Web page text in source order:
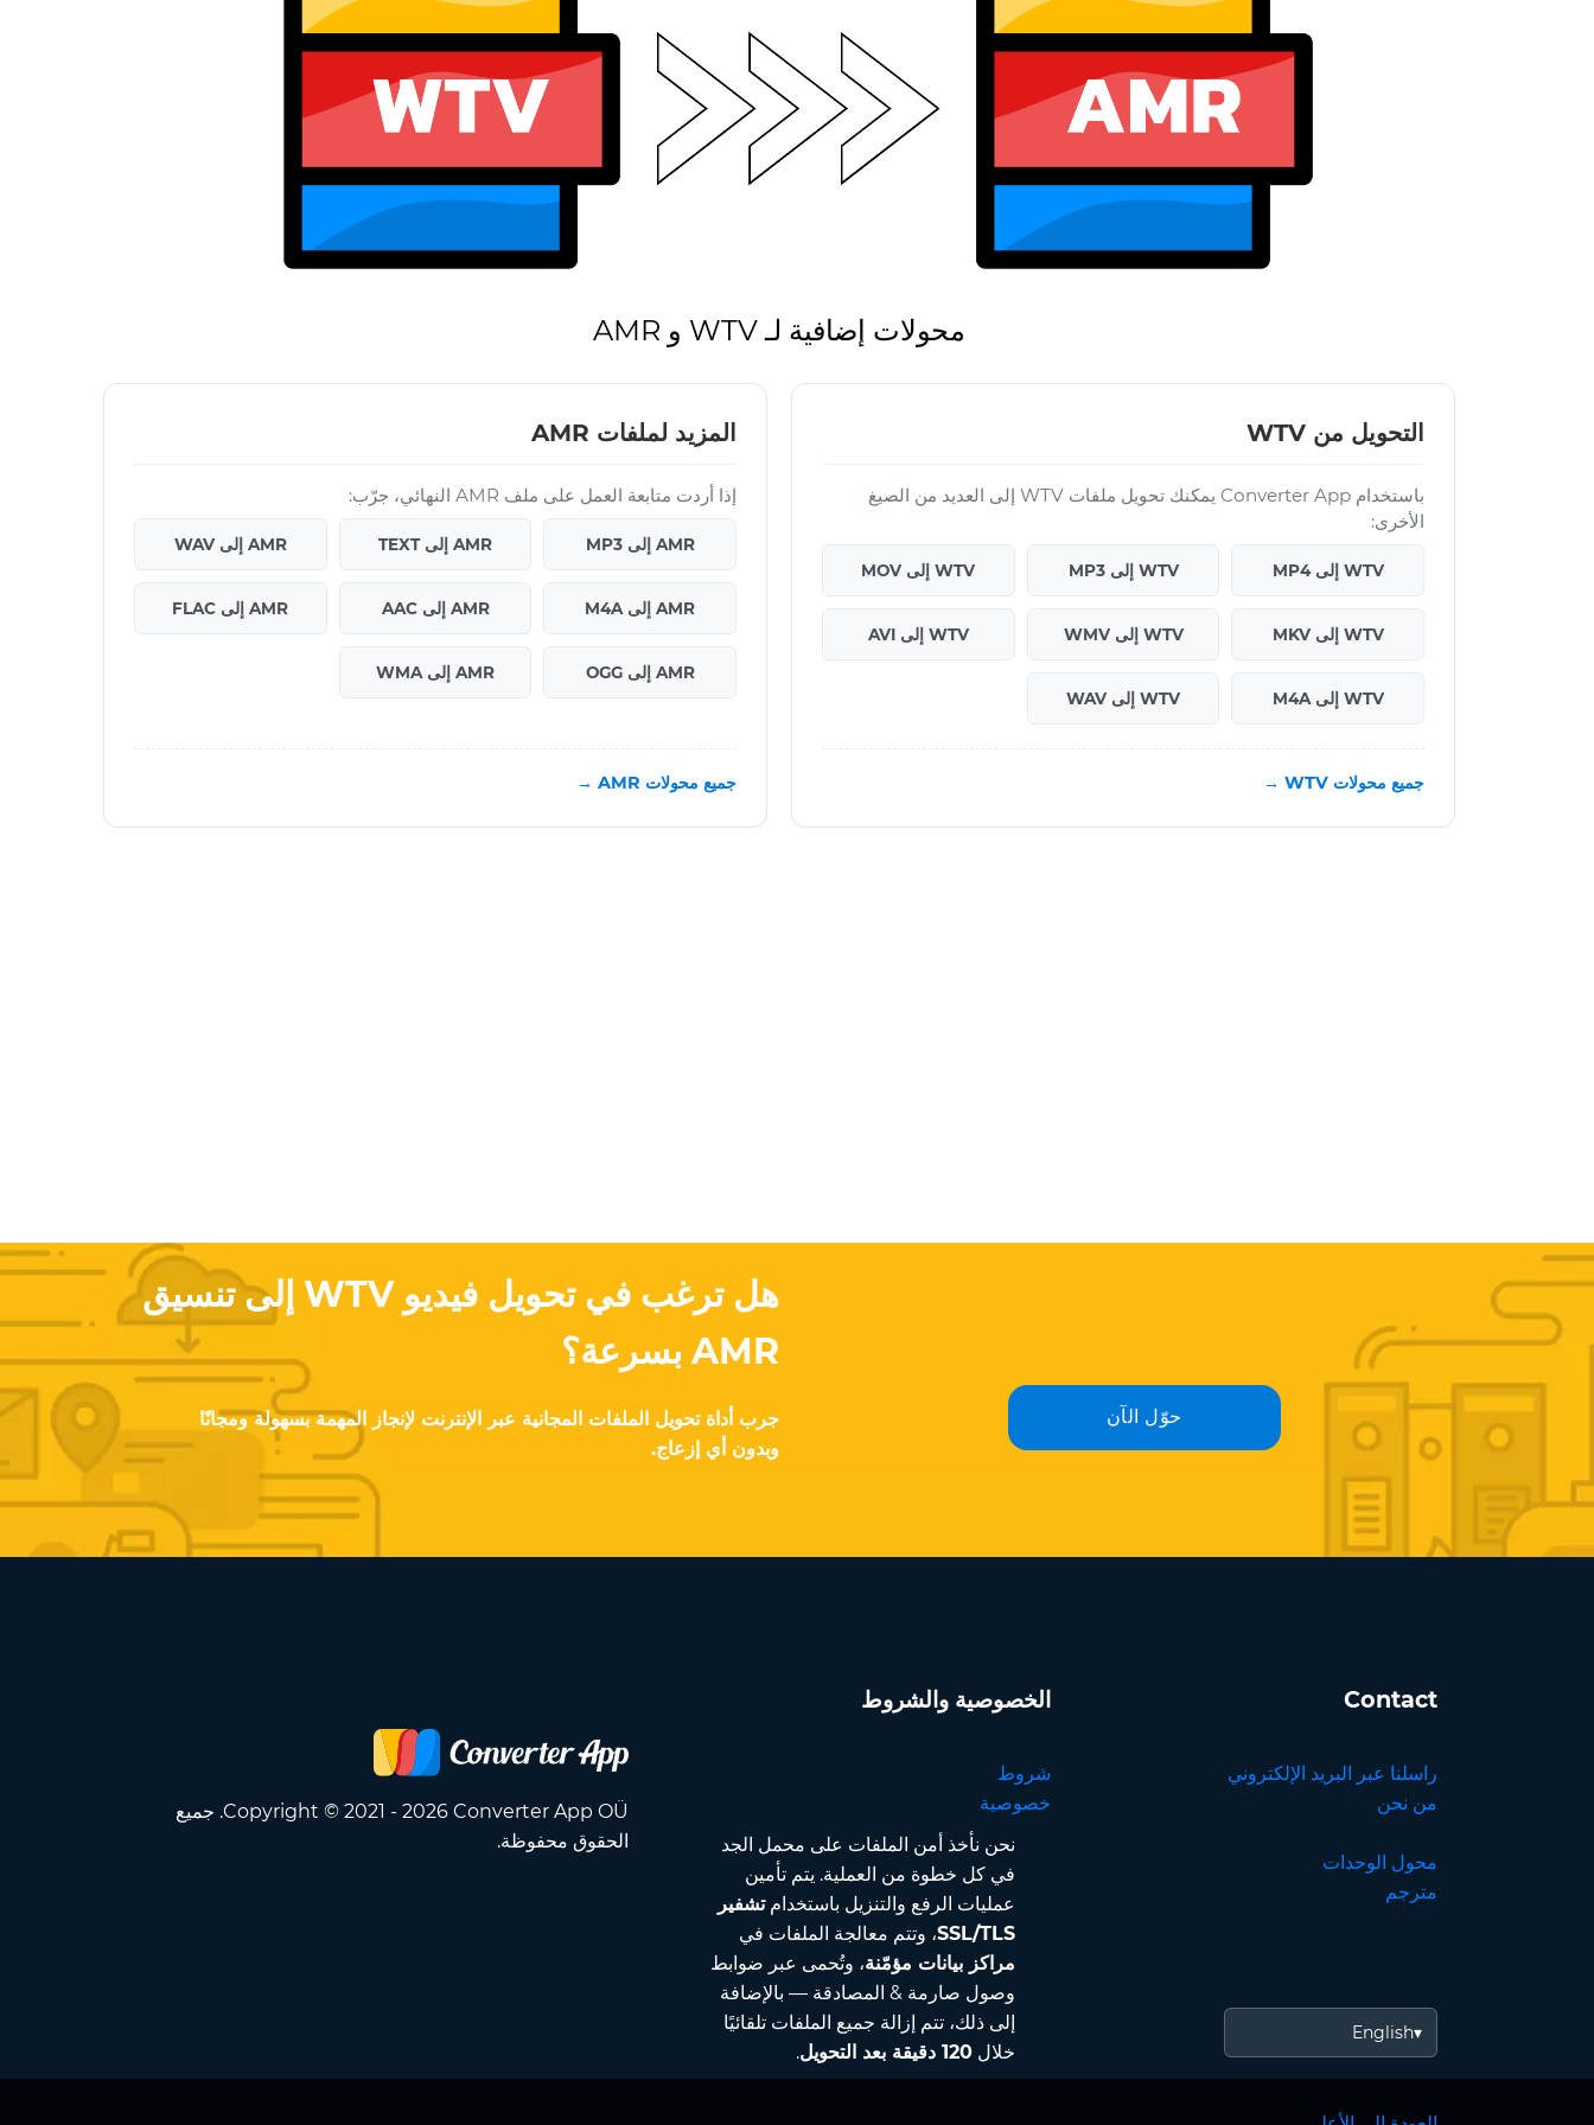
محولات إضافية لـ WTV و AMR
التحويل من WTV
باستخدام Converter App يمكنك تحويل ملفات WTV إلى العديد من الصيغ
الأخرى:
WTV إلى MP4 WTV إلى MP3 WTV إلى MOV
WTV إلى MKV WTV إلى WMV WTV إلى AVI
WTV إلى M4A WTV إلى WAV
جميع محولات WTV →
المزيد لملفات AMR
إذا أردت متابعة العمل على ملف AMR النهائي، جرّب:
AMR إلى MP3 AMR إلى TEXT AMR إلى WAV
AMR إلى M4A AMR إلى AAC AMR إلى FLAC
AMR إلى OGG AMR إلى WMA
جميع محولات AMR →
هل ترغب في تحويل فيديو WTV إلى تنسيق
AMR بسرعة؟
جرب أداة تحويل الملفات المجانية عبر الإنترنت لإنجاز المهمة بسهولة ومجانًا
وبدون أي إزعاج.
حوّل الآن
Copyright © 2021 - 2026 Converter App OÜ. جميع
الحقوق محفوظة.
الخصوصية والشروط
شروط
خصوصية
نحن نأخذ أمن الملفات على محمل الجد
في كل خطوة من العملية. يتم تأمين
عمليات الرفع والتنزيل باستخدامتشفير
SSL/TLS، وتتم معالجة الملفات في
مراكز بيانات مؤمّنة، وتُحمى عبر ضوابط
وصول صارمة & المصادقة — بالإضافة
إلى ذلك، تتم إزالة جميع الملفات تلقائيًا
خلال120 دقيقة بعد التحويل .
Contact
راسلنا عبر البريد الإلكتروني
من نحن
محول الوحدات
مترجم
English